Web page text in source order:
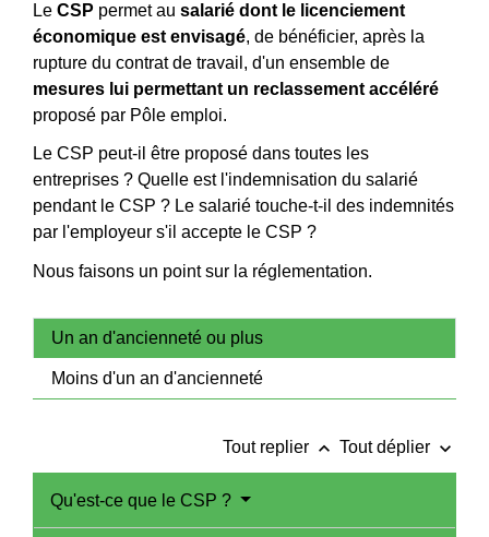
Le CSP permet au salarié dont le licenciement
économique est envisagé, de bénéficier, après la
rupture du contrat de travail, d'un ensemble de
mesures lui permettant un reclassement accéléré
proposé par Pôle emploi.
Le CSP peut-il être proposé dans toutes les
entreprises ? Quelle est l'indemnisation du salarié
pendant le CSP ? Le salarié touche-t-il des indemnités
par l'employeur s'il accepte le CSP ?
Nous faisons un point sur la réglementation.
Un an d'ancienneté ou plus
Moins d'un an d'ancienneté
Tout replier keyboard_arrow_up Tout déplier keyboard_arrow_down
Qu'est-ce que le CSP ?